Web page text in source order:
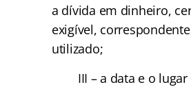
a dívida em dinheiro,
exigível,
utilizado;
III – a data e o lugar